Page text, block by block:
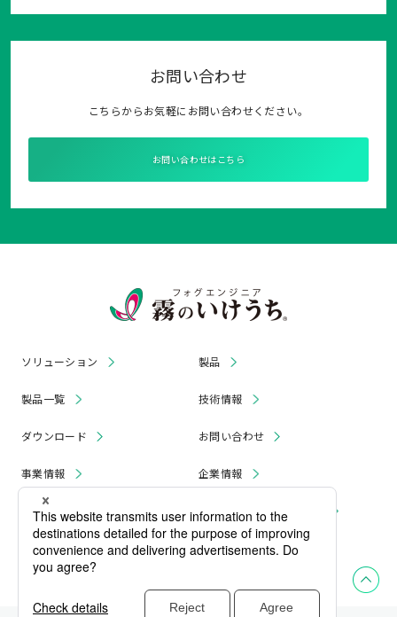
お問い合わせ
こちらからお気軽にお問い合わせください。
お問い合わせはこちら
ソリューション 製品
製品一覧 技術情報
ダウンロード お問い合わせ
事業情報 企業情報
お知らせ リコール・無償修理 情報
採用情報 プライバシーポリシー